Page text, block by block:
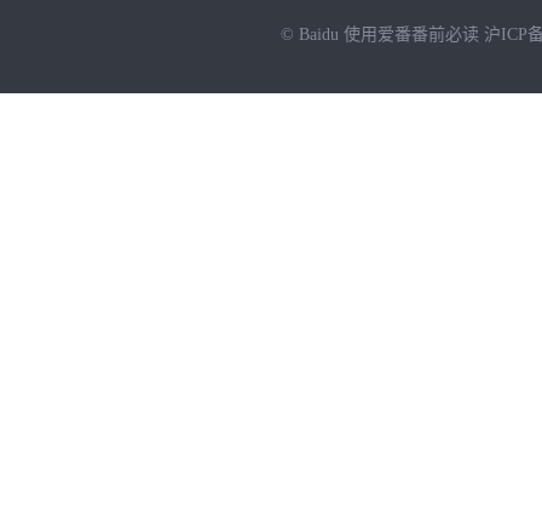
© Baidu 使用爱番番前必读 沪ICP